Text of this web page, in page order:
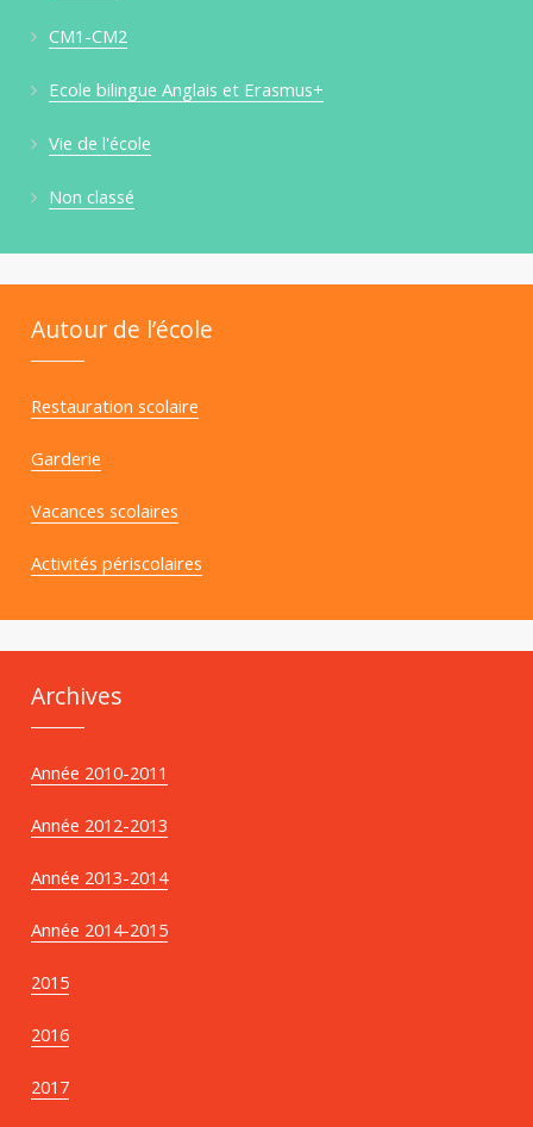
CM1-CM2
Ecole bilingue Anglais et Erasmus+
Vie de l'école
Non classé
Autour de l’école
Restauration scolaire
Garderie
Vacances scolaires
Activités périscolaires
Archives
Année 2010-2011
Année 2012-2013
Année 2013-2014
Année 2014-2015
2015
2016
2017